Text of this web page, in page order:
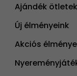
Ajándék ötletek
Új élményeink
Akciós